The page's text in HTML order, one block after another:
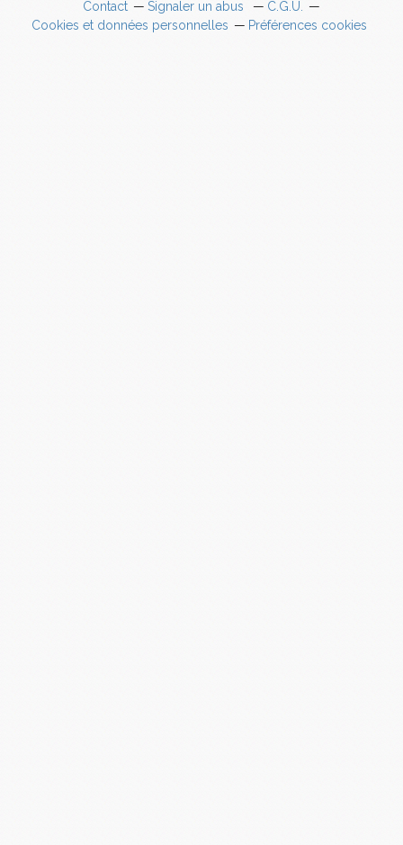
Contact
Signaler un abus
C.G.U.
Cookies et données personnelles
Préférences cookies